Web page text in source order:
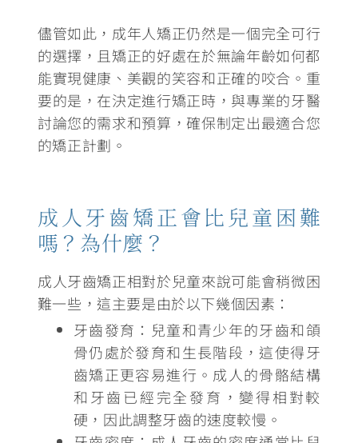
儘管如此，成年人矯正仍然是一個完全可行
的選擇 ，且矯正的好處在於無論年齡如何都
能實現健康、美觀的笑容和正確的咬合。重
要的是，在決定進行矯正時，與專業的牙醫
討論您的需求和預算，確保制定出最適合您
的矯正計劃。
成人牙齒矯正會比兒童困難
嗎？為什麼？
成人牙齒矯正相對於兒童來說可能會稍微困
難一些，這主要是由於以下幾個因素：
牙齒發育 ：兒童和青少年的牙齒和頜
骨仍處於發育和生長階段，這使得牙
齒矯正更容易進行。成人的骨骼結構
和牙齒已經完全發育，變得相對較
硬，因此調整牙齒的速度較慢。